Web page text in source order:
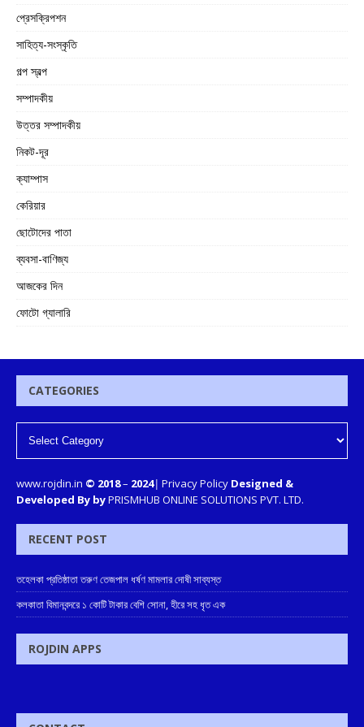
প্রেসক্রিপশন
সাহিত্য-সংস্কৃতি
গল্প স্বল্প
সম্পাদকীয়
উত্তর সম্পাদকীয়
নিকট-দূর
ক্যাম্পাস
কেরিয়ার
ছোটোদের পাতা
ব্যবসা-বাণিজ্য
আজকের দিন
ফোটো গ্যালারি
CATEGORIES
www.rojdin.in © 2018– 2024| Privacy Policy Designed &
Developed By byPRISMHUB ONLINE SOLUTIONS PVT. LTD.
RECENT POST
তহেলকা প্রতিষ্ঠাতা তরুণ তেজপাল ধর্ষণ মামলার দোষী সাব্যস্ত
কলকাতা বিমানবন্দরে ১ কোটি টাকার বেশি সোনা, হীরে সহ ধৃত এক
ROJDIN APPS